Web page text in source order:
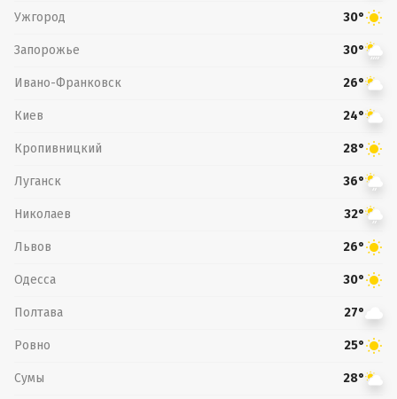
Ужгород 30°
Запорожье 30°
Ивано-Франковск 26°
Киев 24°
Кропивницкий 28°
Луганск 36°
Николаев 32°
Львов 26°
Одесса 30°
Полтава 27°
Ровно 25°
Сумы 28°